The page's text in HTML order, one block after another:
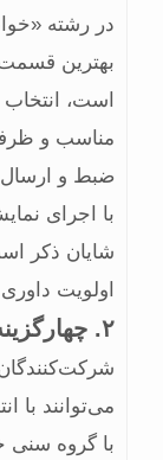
در رشته
بهترین قسمت
است،
مناسب و
ضبط و ارسال
با اجرای
شایان ذکر
اولویت
۲. چهارگزینه‌ای
می‌توانند با
با گروه سنی